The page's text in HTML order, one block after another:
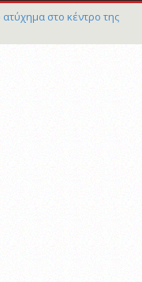
στο κέντρο της